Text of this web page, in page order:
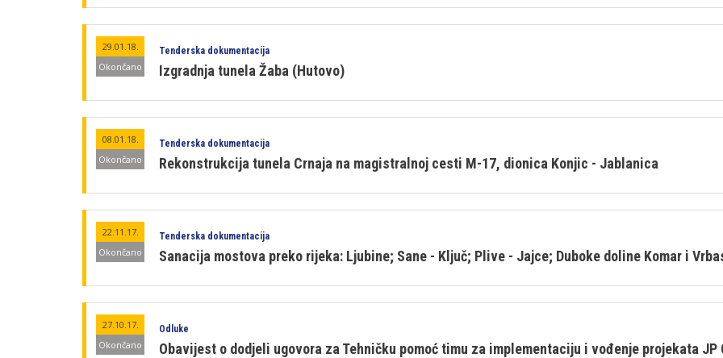
29.01.18.
Okončano
Tenderska dokumentacija
Izgradnja tunela Žaba (Hutovo)
08.01.18.
Okončano
Tenderska dokumentacija
Rekonstrukcija tunela Crnaja na magistralnoj cesti M-17, dionica Konjic - Jablanica
22.11.17.
Okončano
Tenderska dokumentacija
Sanacija mostova preko rijeka: Ljubine; Sane - Ključ; Plive - Jajce; Duboke doline Komar i
27.10.17.
Okončano
Odluke
Obavijest o dodjeli ugovora za Tehničku pomoć timu za implementaciju i vođenje projekata JP